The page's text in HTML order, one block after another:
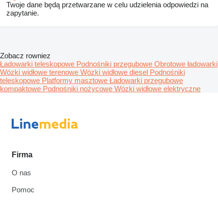
Twoje dane będą przetwarzane w celu udzielenia odpowiedzi na
zapytanie.
Zobacz rowniez
Ładowarki teleskopowe Podnośniki przegubowe Obrotowe ładowarki
Wózki widłowe terenowe Wózki widłowe diesel Podnośniki
teleskopowe Platformy masztowe Ładowarki przegubowe
kompaktowe Podnośniki nożycowe Wózki widłowe elektryczne
Firma
O nas
Pomoc